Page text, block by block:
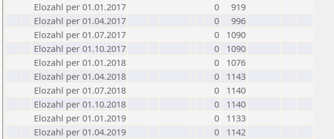
Elozahl per 01.01.2017
0
919
Elozahl per 01.04.2017
0
996
Elozahl per 01.07.2017
0
1090
Elozahl per 01.10.2017
0
1090
Elozahl per 01.01.2018
0
1076
Elozahl per 01.04.2018
0
1143
Elozahl per 01.07.2018
0
1140
Elozahl per 01.10.2018
0
1140
Elozahl per 01.01.2019
0
1133
Elozahl per 01.04.2019
0
1142